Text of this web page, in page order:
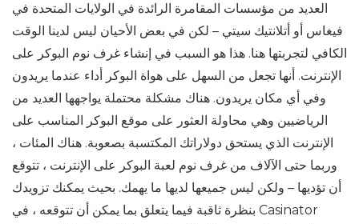
العديد من مؤسسات المقامرة الرائدة في الولايات المتحدة في
فيغاس أو أتلانتيك سيتي – لكن في بعض الأحيان ليس لدينا الوقت
الكافي لتجربتها هنا. هذا هو السبب في إنشاء غرف نوم البوكر على
الإنترنت. أنها تجعل من السهل على هواة البوكر أداء عندما يريدون
وفي أي مكان يريدون. هناك مشكلة محتملة يواجهها العديد من
الرياضيين وهي محاولة العثور على موقع البوكر المناسب على
الإنترنت الذي يستحق دولاراتك المكتسبة بصعوبة. هناك المئات ،
وربما حتى الآلاف من غرف نوم لعبة البوكر على الإنترنت ، تتوقع
أن تؤديها – ولكن ليس جميعها لديها ما يهمك. بحيث يمكنك تزويدك
بنظرة ثاقبة فيما يتعلق بما يمكن أن تتوقعه ، في Casinator